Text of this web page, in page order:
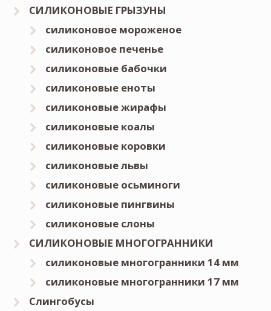
СИЛИКОНОВЫЕ ГРЫЗУНЫ
силиконовое мороженое
силиконовое печенье
силиконовые бабочки
силиконовые еноты
силиконовые жирафы
силиконовые коалы
силиконовые коровки
силиконовые львы
силиконовые осьминоги
силиконовые пингвины
силиконовые слоны
СИЛИКОНОВЫЕ МНОГОГРАННИКИ
силиконовые многогранники 14 мм
силиконовые многогранники 17 мм
Слингобусы